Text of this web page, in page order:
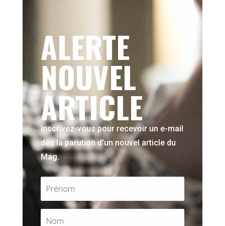
ALERTE
NOUVEL
ARTICLE
Inscrivez-vous pour recevoir un e-mail
dès la parution d'un nouvel article du
Mag.